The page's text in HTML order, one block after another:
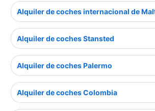
Alquiler de coches internacional de
Alquiler de coches Stansted
Alquiler de coches Palermo
Alquiler de coches Colombia